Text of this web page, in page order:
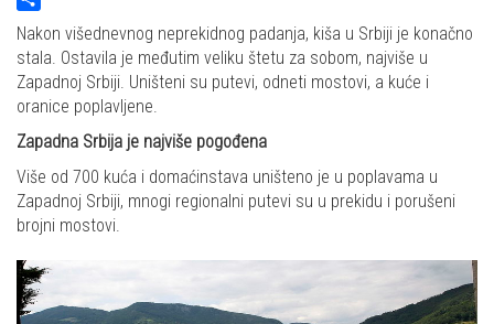
Share
Nakon višednevnog neprekidnog padanja, kiša u Srbiji je konačno
stala. Ostavila je međutim veliku štetu za sobom, najviše u
Zapadnoj Srbiji. Uništeni su putevi, odneti mostovi, a kuće i
oranice poplavljene.
Zapadna Srbija je najviše pogođena
Više od 700 kuća i domaćinstava uništeno je u poplavama u
Zapadnoj Srbiji, mnogi regionalni putevi su u prekidu i porušeni
brojni mostovi.